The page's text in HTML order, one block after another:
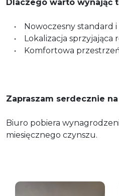
Dlaczego warto wynająć
• Nowoczesny standard i
• Lokalizacja sprzyjająca
• Komfortowa
Zapraszam serdecznie
Biuro pobiera
miesięcznego czynszu.